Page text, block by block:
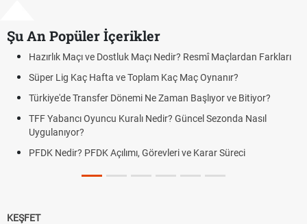
Şu An Popüler İçerikler
ve Dostluk Maçı Nedir? Resmî Maçlardan Farkları
Kaç Hafta ve Toplam Kaç Maç Oynanır?
Transfer Dönemi Ne Zaman Başlıyor ve Bitiyor?
Oyuncu Kuralı Nedir? Güncel Sezonda Nasıl
PFDK Açılımı, Görevleri ve Karar Süreci
Puan
Futbol
Deplasman